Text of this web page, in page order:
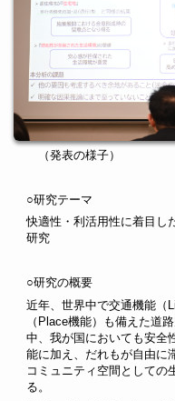
（発表の様子）
○研究テーマ
快適性・利活用性に着目し
研究
○研究の概要
近年、世界中で交通機能（
（Place機能）も備えた道
中、我が国においても安全
能に加え、だれもが自由に
コミュニティ空間としての
る。